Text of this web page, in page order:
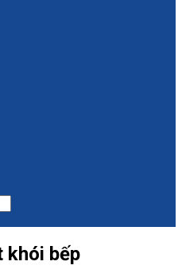
khói bếp